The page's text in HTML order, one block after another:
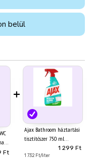
belül
Ft
+
Ajax Bathroom háztartási
tisztítószer 750 ml
1 299 Ft
1 732 Ft/liter